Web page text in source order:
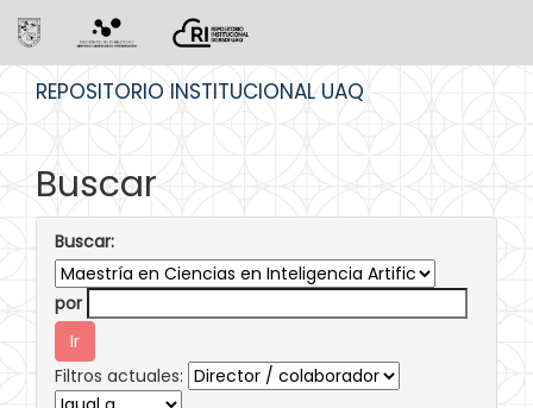
REPOSITORIO INSTITUCIONAL UAQ
Buscar
Buscar:
por
Filtros actuales: